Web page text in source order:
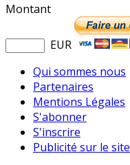
Montant
EUR
Qui sommes nous
Partenaires
Mentions Légales
S'abonner
S'inscrire
Publicité sur le site